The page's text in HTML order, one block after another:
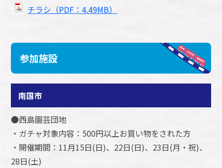
チラシ（PDF：4.49MB）
参加施設
南国市
●西島園芸団地
・ガチャ対象内容：500円以上お買い物をされた方
・開催期間：11月15日(日)、22日(日)、23日(月・祝)、
28日(土)